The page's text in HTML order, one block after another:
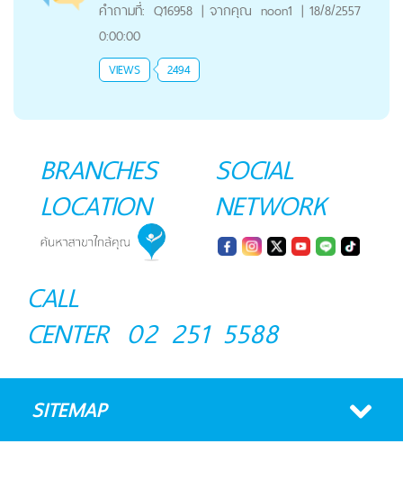
คำถามที่: Q16958 | จากคุณ noon1 | 18/8/2557
0:00:00
VIEWS 2494
BRANCHES
LOCATION
SOCIAL
NETWORK
CALL
CENTER 02 251 5588
SITEMAP